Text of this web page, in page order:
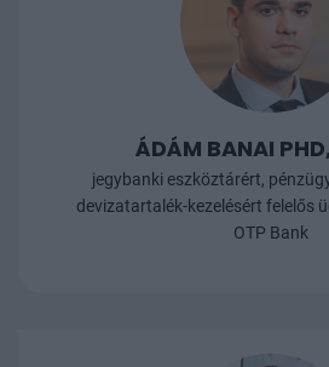
ÁDÁM BANAI
jegybanki eszköztárért,
devizatartalék-kezelésért felelős
OTP Bank